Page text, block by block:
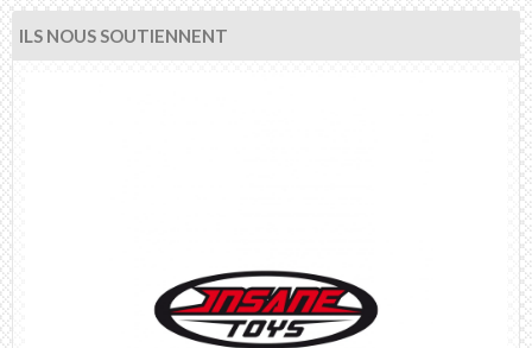
ILS NOUS SOUTIENNENT